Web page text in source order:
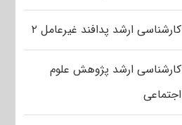
کارشناسی ارشد پدافند غیرعامل ۲
کارشناسی ارشد پژوهش علوم
اجتماعی